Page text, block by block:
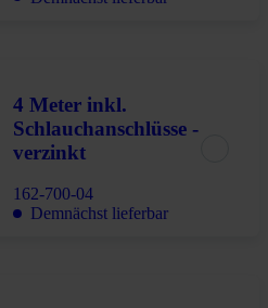
4 Meter inkl.
Schlauchanschlüsse -
verzinkt
162-700-04
Demnächst lieferbar